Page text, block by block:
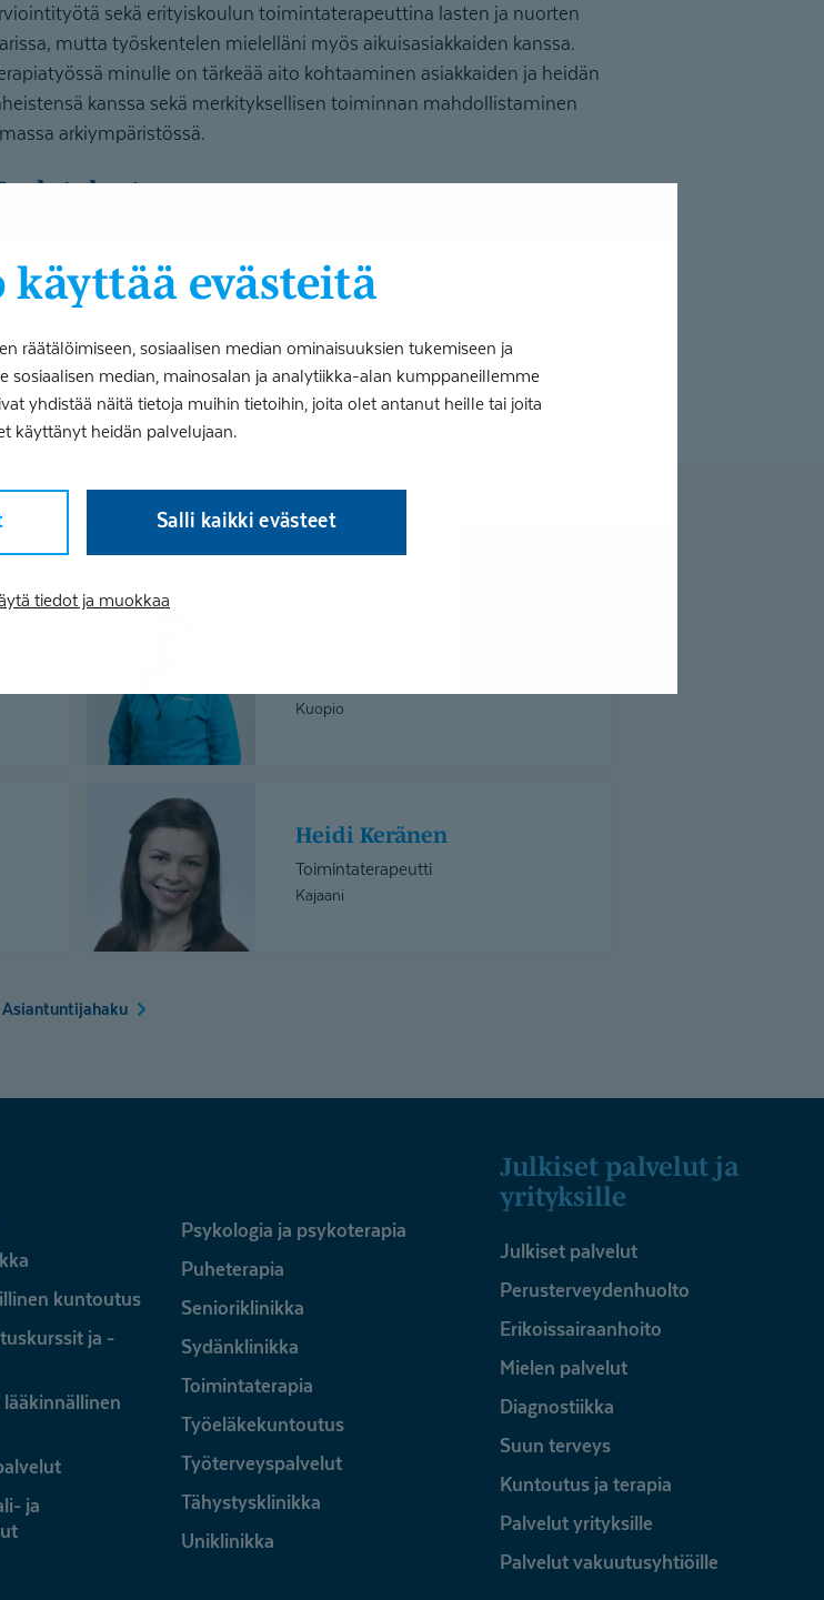
käyttää evästeitä
räätälöimiseen, sosiaalisen median ominaisuuksien tukemiseen ja
median, mainosalan ja analytiikka-alan kumppaneillemme
yhdistää näitä tietoja muihin tietoihin, joita olet antanut heille tai joita
käyttänyt heidän palvelujaan.
Salli kaikki evästeet
tiedot ja muokkaa
sekä erityiskoulun toimintaterapeuttina lasten ja nuorten
mutta työskentelen mielelläni myös aikuisasiakkaiden kanssa.
minulle on tärkeää aito kohtaaminen asiakkaiden ja heidän
kanssa sekä merkityksellisen toiminnan mahdollistaminen
arkiympäristössä.
Koulutukset
(M-FUN, SPM ja SPM-P)
koulutus A-osa
Zones of Regulation
kolmio ja kulmakivet
vastaavia asiantuntijoita
Anita
Kuopio
Keränen
Heidi Keränen
Toimintaterapeutti
Kajaani
Asiantuntijahaku
kuntoutus
ja -
lääkinnällinen
ja
Psykologia ja psykoterapia
Puheterapia
Senioriklinikka
Sydänklinikka
Toimintaterapia
Työeläkekuntoutus
Työterveyspalvelut
Tähystysklinikka
Uniklinikka
Julkiset palvelut ja
yrityksille
Julkiset palvelut
Perusterveydenhuolto
Erikoissairaanhoito
Mielen palvelut
Diagnostiikka
Suun terveys
Kuntoutus ja terapia
Palvelut yrityksille
Palvelut vakuutusyhtiöille